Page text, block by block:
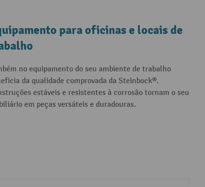
para oficinas e locais de
no equipamento do seu ambiente de trabalho
da qualidade comprovada da Steinbock®.
estáveis e resistentes à corrosão tornam o seu
em peças versáteis e duradouras.